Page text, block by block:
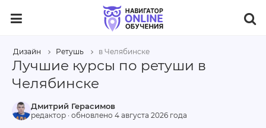
Дизайн Ретушь в Челябинске
Лучшие курсы по ретуши в
Челябинске
Дмитрий Герасимов
редактор · обновлено 4 августа 2026 года